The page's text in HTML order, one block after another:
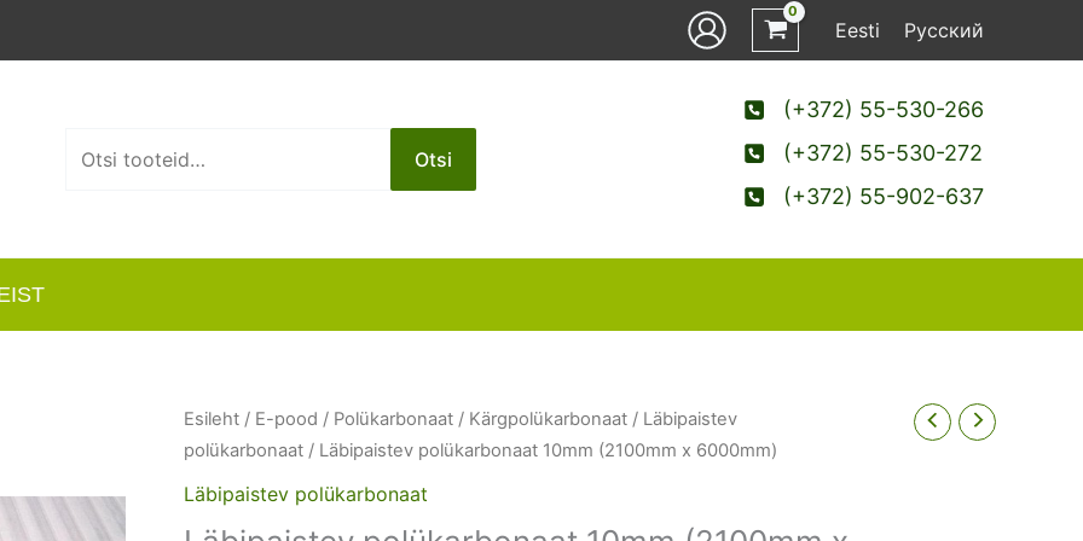
Eesti Русский
Otsi
(+372) 55-530-266
(+372) 55-530-272
(+372) 55-902-637
Esileht / E-pood / Polükarbonaat / Kärgpolükarbonaat / Läbipaistev
polükarbonaat / Läbipaistev polükarbonaat 10mm (2100mm x 6000mm)
Läbipaistev polükarbonaat